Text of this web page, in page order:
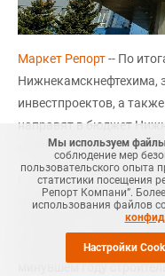
Маркет Репорт-- По
Нижнекамскнефтехима,
инвестпроектов, а
направят в бюджет
млрд рублей в виде
Из этой суммы 900 млн
подрядчиков, и еще 300
компаний. Следует
выросли на треть по
минувшем году
Мы используем
соблюдение мер
пользовательского опыта
статистики посещения
Репорт Компани”.
использования файлов
Настройки